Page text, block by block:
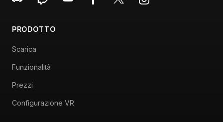
PRODOTTO
Scarica
Funzionalità
Prezzi
Configurazione VR